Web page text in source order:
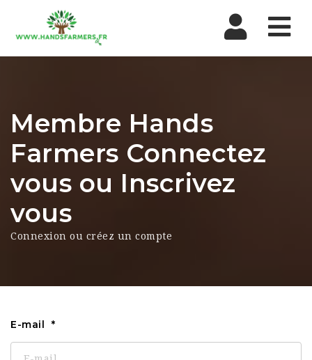
Membre Hands
Farmers Connectez
vous ou Inscrivez
vous
Connexion ou créez un compte
E-mail